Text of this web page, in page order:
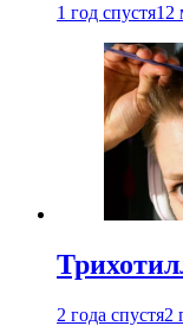
1 год спустя12
2 года спустя2